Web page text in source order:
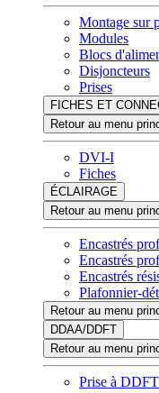
Montage sur
Modules
Blocs
Disjoncteurs
Prises
FICHES ET
Retour au menu
DVI-I
Fiches
ÉCLAIRAGE
Retour au menu
Encastrés
Encastrés
Encastrés
Plafonnier-
Retour au menu
DDAA/DDFT
Retour au menu
Prise à